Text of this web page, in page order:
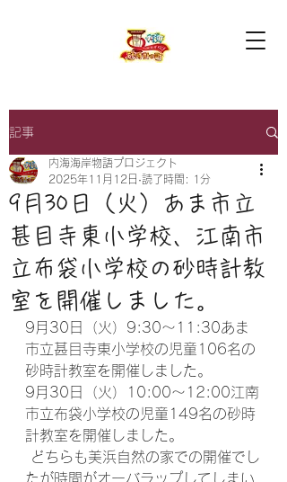
記事
9月30日（火）あま市立
甚目寺東小学校、江南市
立布袋小学校の砂時計教
室を開催しました。
内海海岸物語プロジェクト
2025年11月12日 読了時間: 1分
9月30日（火）9:30～11:30あま
市立甚目寺東小学校の児童106名の
砂時計教室を開催しました。
9月30日（火）10:00～12:00江南
市立布袋小学校の児童149名の砂時
計教室を開催しました。
たが時間がオーバラップしてしまい